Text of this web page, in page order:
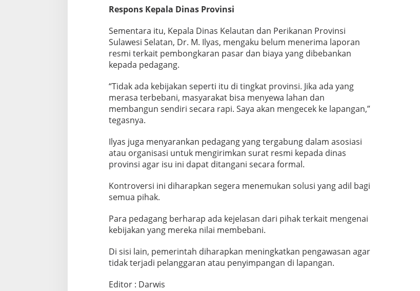
Respons Kepala Dinas Provinsi
Sementara itu, Kepala Dinas Kelautan dan Perikanan Provinsi
Sulawesi Selatan, Dr. M. Ilyas, mengaku belum menerima laporan
resmi terkait pembongkaran pasar dan biaya yang dibebankan
kepada pedagang.
“Tidak ada kebijakan seperti itu di tingkat provinsi. Jika ada yang
merasa terbebani, masyarakat bisa menyewa lahan dan
membangun sendiri secara rapi. Saya akan mengecek ke lapangan,”
tegasnya.
Ilyas juga menyarankan pedagang yang tergabung dalam asosiasi
atau organisasi untuk mengirimkan surat resmi kepada dinas
provinsi agar isu ini dapat ditangani secara formal.
Kontroversi ini diharapkan segera menemukan solusi yang adil bagi
semua pihak.
Para pedagang berharap ada kejelasan dari pihak terkait mengenai
kebijakan yang mereka nilai membebani.
Di sisi lain, pemerintah diharapkan meningkatkan pengawasan agar
tidak terjadi pelanggaran atau penyimpangan di lapangan.
Editor : Darwis